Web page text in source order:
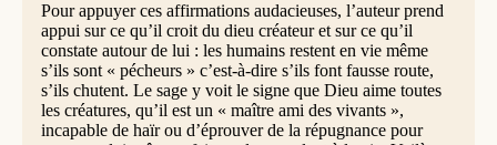
Pour appuyer ces affirmations audacieuses, l’auteur prend
appui sur ce qu’il croit du dieu créateur et sur ce qu’il
constate autour de lui : les humains restent en vie même
s’ils sont « pécheurs » c’est-à-dire s’ils font fausse route,
s’ils chutent. Le sage y voit le signe que Dieu aime toutes
les créatures, qu’il est un « maître ami des vivants »,
incapable de haïr ou d’éprouver de la répugnance pour